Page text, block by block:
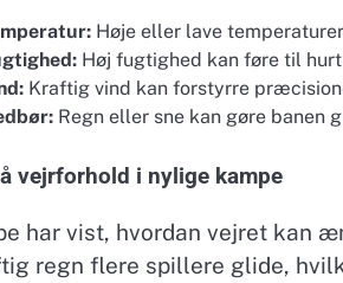
Høje eller lave
Høj fugtighed kan føre til
Kraftig vind kan forstyrre
Regn eller sne kan gøre
vejrforhold i nylige kampe
har vist, hvordan vejret kan
regn flere spillere glide,